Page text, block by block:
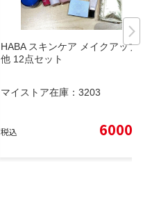
HABA スキンケア メイクアップ
他 12点セット
マイストア在庫： 3203
税込 6000